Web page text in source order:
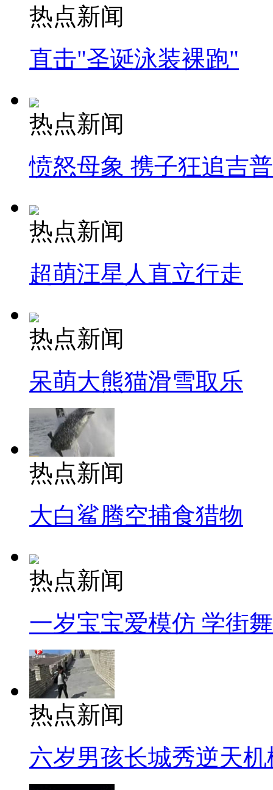
热点新闻
直击"圣诞泳装裸跑"
热点新闻
愤怒母象 携子狂追吉
热点新闻
超萌汪星人直立行走
热点新闻
呆萌大熊猫滑雪取乐
热点新闻
大白鲨腾空捕食猎物
热点新闻
一岁宝宝爱模仿 学街
热点新闻
六岁男孩长城秀逆天机